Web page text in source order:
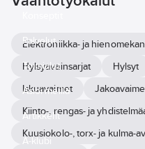
Palvelut
Toimialat
Asioi meillä
Artikkelit
A-klubi
Elektroniikka- ja
Hylsyavainsarjat
Hylsyt
Iskuavaimet
Kiinto-, rengas- ja
Kuusiokolo-, torx- ja kulma-